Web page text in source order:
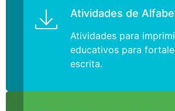
Atividades de
Atividades para
educativos para
escrita.